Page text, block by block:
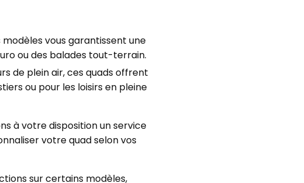
vous garantissent une
ou des balades tout-terrain.
de plein air, ces quads offrent
ou pour les loisirs en pleine
à votre disposition un service
votre quad selon vos
sur certains modèles,